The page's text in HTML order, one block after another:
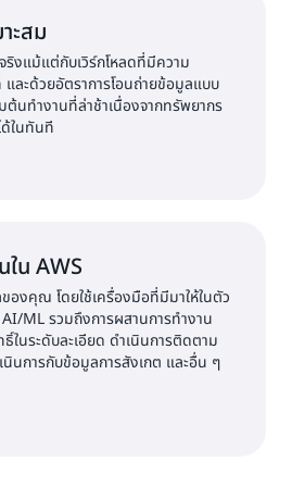
ะสม
ริงแม้แต่กับเวิร์กโหลดที่มีความ
ละด้วยอัตราการโอนถ่ายข้อมูลแบบ
ต้นทำงานที่ล่าช้าเนื่องจากทรัพยากร
ในทันที
ใน AWS
องคุณ โดยใช้เครื่องมือที่มีมาให้ในตัว
AI/ML รวมถึงการผสานการทำงาน
ในระดับละเอียด ดำเนินการติดตาม
นินการกับข้อมูลการสังเกต และอื่น ๆ